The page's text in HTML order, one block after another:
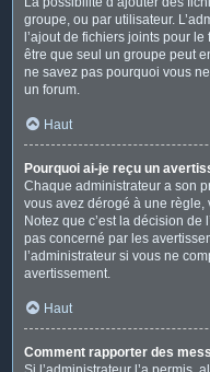
groupe, ou par utilisateur.
l’ajout de fichiers joints pour
être que seul un groupe peut
ne savez pas pourquoi vous
un forum.
Haut
Pourquoi ai-je reçu un
Chaque administrateur a son
vous avez dérogé à une
Notez que c’est la décision de
pas concerné par les
l’administrateur si vous ne
avertissement.
Haut
Comment rapporter des